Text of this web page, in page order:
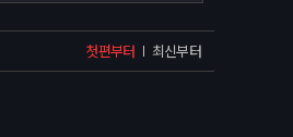
첫편부터 최신부터